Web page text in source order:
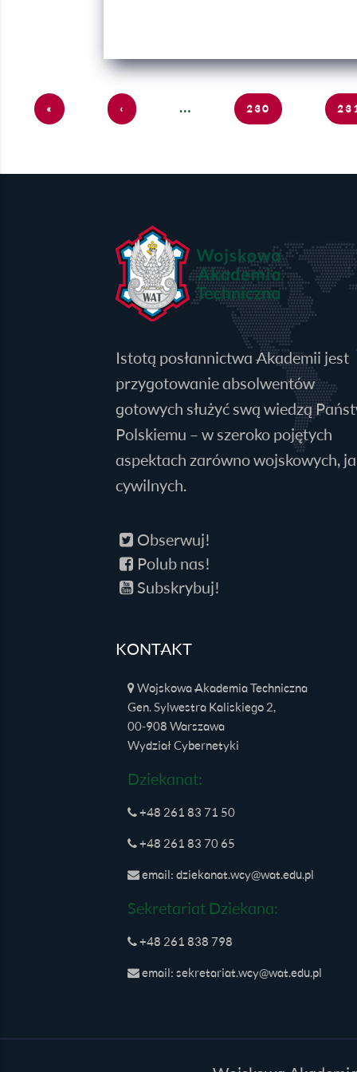
Strony
« ‹ … 230
Istotą posłannictwa Akademii jest
przygotowanie absolwentów
gotowych służyć swą wiedzą
Polskiemu – w szeroko pojętych
aspektach zarówno wojskowych,
cywilnych.
Obserwuj!
Polub nas!
Subskrybuj!
KONTAKT
Wojskowa Akademia Techniczna
Gen. Sylwestra Kaliskiego 2,
00-908 Warszawa
Wydział Cybernetyki
Dziekanat:
+48 261 83 71 50
+48 261 83 70 65
email: dziekanat.wcy@wat.edu.pl
Sekretariat Dziekana:
+48 261 838 798
email: sekretariat.wcy@wat.edu.pl